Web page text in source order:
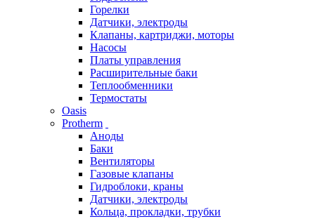
Горелки
Датчики, электроды
Клапаны, картриджи, моторы
Насосы
Платы управления
Расширительные баки
Теплообменники
Термостаты
Oasis
Protherm
Аноды
Баки
Вентиляторы
Газовые клапаны
Гидроблоки, краны
Датчики, электроды
Кольца, прокладки, трубки